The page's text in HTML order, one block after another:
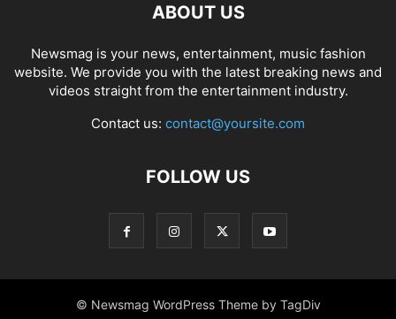
ABOUT US
Newsmag is your news, entertainment, music fashion
website. We provide you with the latest breaking news and
videos straight from the entertainment industry.
Contact us: contact@yoursite.com
FOLLOW US
© Newsmag WordPress Theme by TagDiv